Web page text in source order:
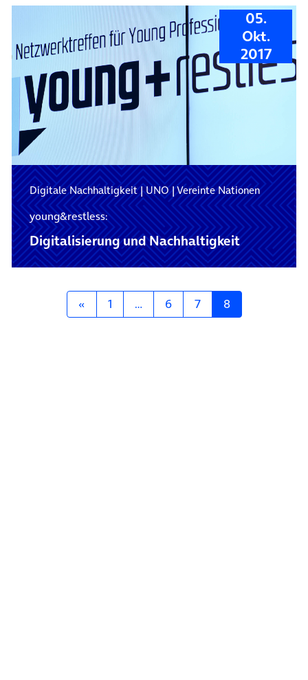
05.
Okt.
2017
Digitale Nachhaltigkeit|UNO|Vereinte Nationen
young&restless:
Digitalisierung und Nachhaltigkeit
Posts navigation
« 1 … 6 7 8